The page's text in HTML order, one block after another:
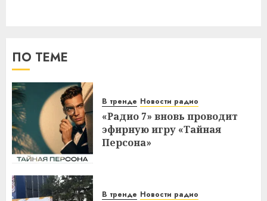
ПО ТЕМЕ
В тренде Новости радио
«Радио 7» вновь проводит
эфирную игру «Тайная
Персона»
В тренде Новости радио